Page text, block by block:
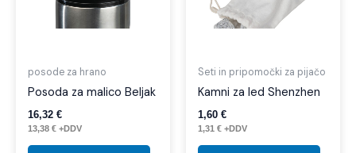
posode za hrano
Posoda za malico Beljak
16,32 €
13,38 € +DDV
Seti in pripomočki za pijačo
Kamni za led Shenzhen
1,60 €
1,31 € +DDV